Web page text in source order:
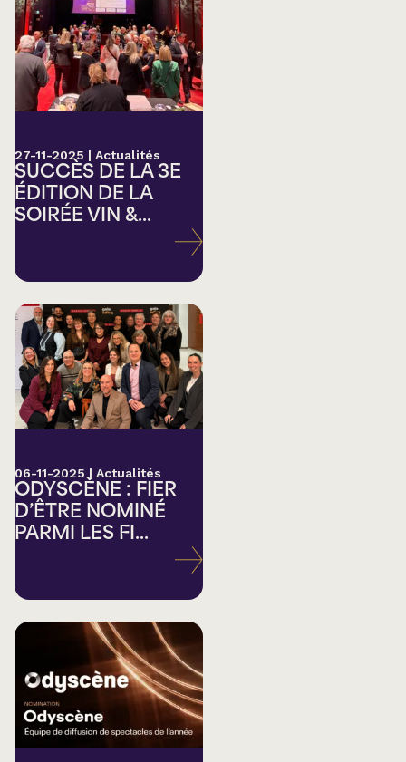
27-11-2025 | Actualités
SUCCÈS DE LA 3E
ÉDITION DE LA
SOIRÉE VIN &...
06-11-2025 | Actualités
ODYSCÈNE : FIER
D’ÊTRE NOMINÉ
PARMI LES FI...